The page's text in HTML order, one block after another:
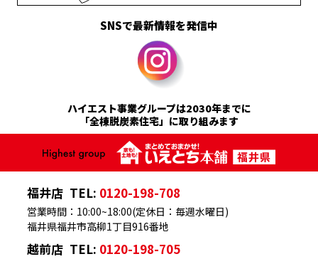
SNSで最新情報を発信中
ハイエスト事業グループは2030年までに
「全棟脱炭素住宅」に取り組みます
福井店 TEL: 0120-198-708
福井県福井市高柳1丁目916番地
営業時間：10:00~18:00(定休日：毎週水曜日)
越前店 TEL: 0120-198-705